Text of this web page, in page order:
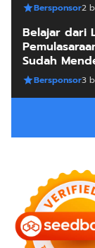
Bersponsor2
Belajar dari
Sudah
Bersponsor3